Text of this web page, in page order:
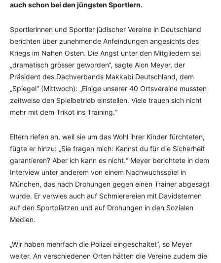
auch schon bei den jüngsten Sportlern.
Sportlerinnen und Sportler jüdischer Vereine in Deutschland
berichten über zunehmende Anfeindungen angesichts des
Kriegs im Nahen Osten. Die Angst unter den Mitgliedern sei
„dramatisch grösser geworden“, sagte Alon Meyer, der
Präsident des Dachverbands Makkabi Deutschland, dem
„Spiegel“ (Mittwoch): „Einige unserer 40 Ortsvereine mussten
zeitweise den Spielbetrieb einstellen. Viele trauen sich nicht
mehr mit dem Trikot ins Training.“
Eltern riefen an, weil sie um das Wohl ihrer Kinder fürchteten,
fügte er hinzu: „Sie fragen mich: Kannst du für die Sicherheit
garantieren? Aber ich kann es nicht.“ Meyer berichtete in dem
Interview unter anderem von einem Nachwuchsspiel in
München, das nach Drohungen gegen einen Trainer abgesagt
wurde. Er verwies auch auf Schmierereien mit Davidsternen
auf den Sportplätzen und auf Drohungen in den Sozialen
Medien.
„Wir haben mehrfach die Polizei eingeschaltet“, so Meyer
weiter. An verschiedenen Orten hätten die Vereine zudem die